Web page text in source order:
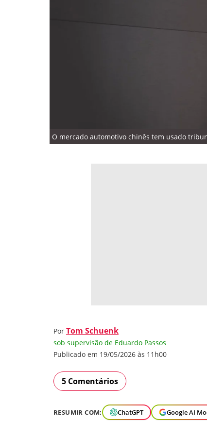
O mercado automotivo chinês tem usado
Por Tom Schuenk
sob supervisão de Eduardo Passos
Publicado em 19/05/2026 às 11h00
5 Comentários
RESUMIR COM: ChatGPT Google AI